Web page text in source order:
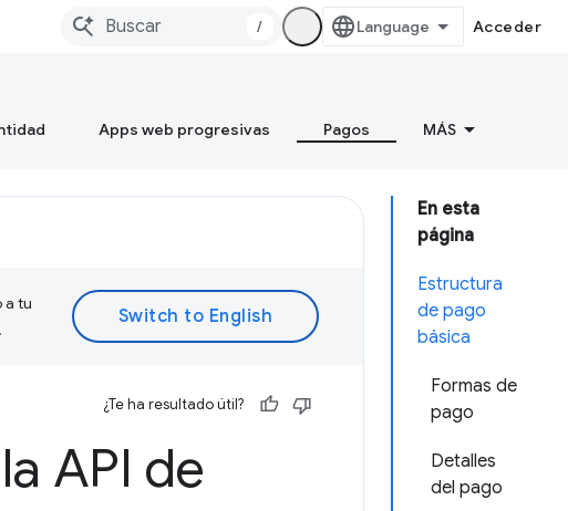
/ Acceder
Apps web progresivas Pagos MÁS
En esta
página
Estructura
de pago
básica
Formas de
pago
Detalles
del pago
a tu
¿Te ha resultado útil?
API de